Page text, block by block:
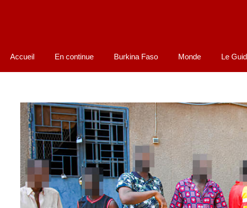
Accueil En continue Burkina Faso Monde Le